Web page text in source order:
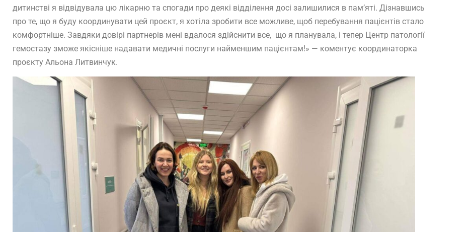
дитинстві я відвідувала цю лікарню та спогади про деякі відділення досі залишилися в памʼяті. Дізнавшись
про те, що я буду координувати цей проєкт, я хотіла зробити все можливе, щоб перебування пацієнтів стало
комфортніше. Завдяки довірі партнерів мені вдалося здійснити все, що я планувала, і тепер Центр патології
гемостазу зможе якісніше надавати медичні послуги найменшим пацієнтам!» — коментує координаторка
проєкту Альона Литвинчук.